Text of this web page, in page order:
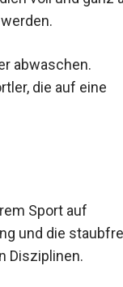
Chalk eine
zu werden.
abwaschen.
Sport auf